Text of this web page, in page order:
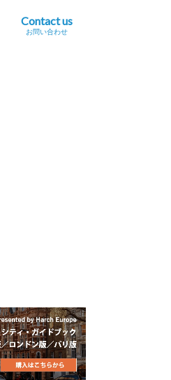
Contact us
お問い合わせ